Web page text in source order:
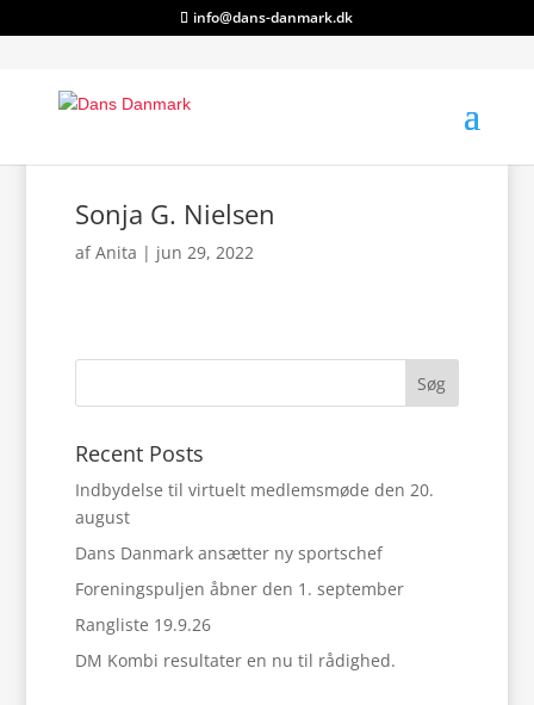
info@dans-danmark.dk
Sonja G. Nielsen
afAnita | jun 29, 2022
Søg
Recent Posts
Indbydelse til virtuelt medlemsmøde den 20.
august
Dans Danmark ansætter ny sportschef
Foreningspuljen åbner den 1. september
Rangliste 19.9.26
DM Kombi resultater en nu til rådighed.